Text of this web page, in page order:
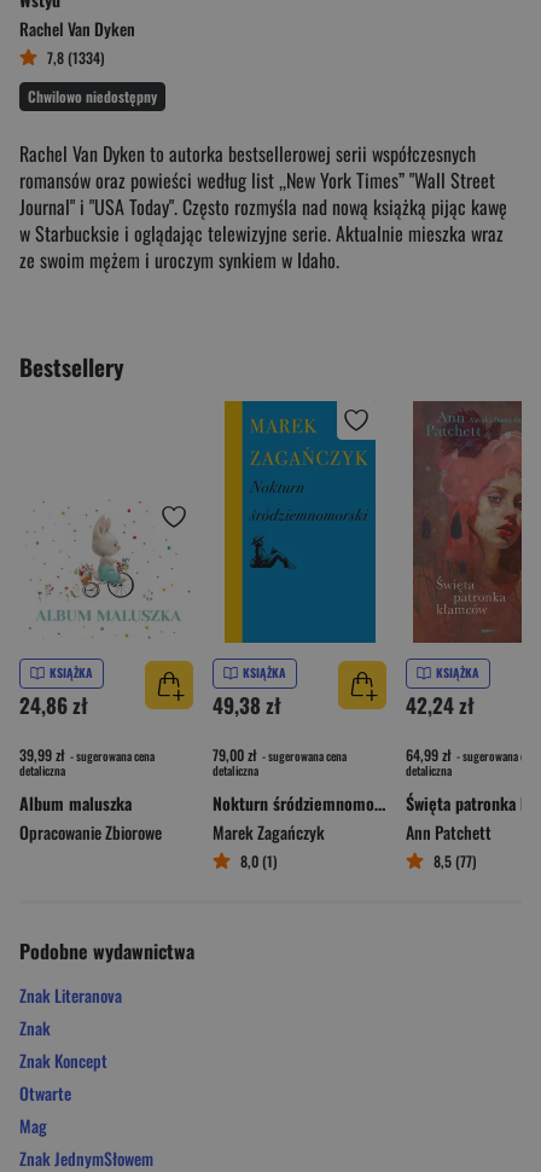
Rachel Van Dyken
7,8 (1334)
Chwilowo niedostępny
Rachel Van Dyken to autorka bestsellerowej serii współczesnych
romansów oraz powieści według list ,,New York Times” "Wall Street
Journal" i "USA Today". Często rozmyśla nad nową książką pijąc kawę
w Starbucksie i oglądając telewizyjne serie. Aktualnie mieszka wraz
ze swoim mężem i uroczym synkiem w Idaho.
Bestsellery
KSIĄŻKA
24,86 zł
39,99 zł - sugerowana cena
detaliczna
Album maluszka
Opracowanie Zbiorowe
KSIĄŻKA
49,38 zł
79,00 zł - sugerowana cena
detaliczna
Nokturn śródziemnomorski
Marek Zagańczyk
8,0 (1)
KSIĄŻKA
42,24 zł
64,99 zł - sugerowana cena
detaliczna
Ann Patchett
8,5 (77)
Podobne wydawnictwa
Znak Literanova
Znak
Znak Koncept
Otwarte
Mag
Znak JednymSłowem